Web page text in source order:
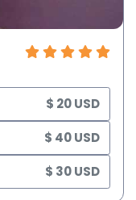
$ 20 USD
$ 40 USD
$ 30 USD